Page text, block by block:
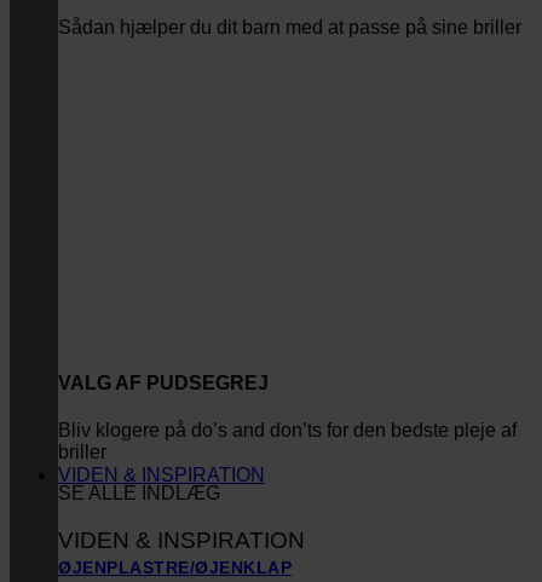
Sådan hjælper du dit barn med at passe på sine briller
VALG AF PUDSEGREJ
Bliv klogere på do’s and don’ts for den bedste pleje af
briller
SE ALLE INDLÆG
VIDEN & INSPIRATION
VIDEN & INSPIRATION
ØJENPLASTRE/ØJENKLAP